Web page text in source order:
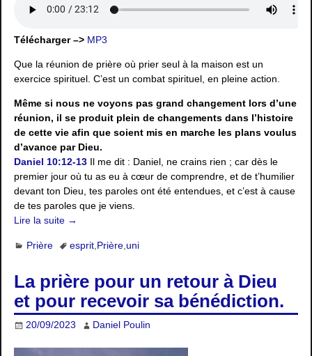
Télécharger –> MP3
Que la réunion de prière où prier seul à la maison est un
exercice spirituel. C’est un combat spirituel, en pleine action.
Même si nous ne voyons pas grand changement lors d’une
réunion, il se produit plein de changements dans l’histoire
de cette vie afin que soient mis en marche les plans voulus
d’avance par Dieu.
Daniel 10:12-13 Il me dit : Daniel, ne crains rien ; car dès le
premier jour où tu as eu à cœur de comprendre, et de t’humilier
devant ton Dieu, tes paroles ont été entendues, et c’est à cause
de tes paroles que je viens.
Lire la suite →
Prière esprit, Prière, uni
La prière pour un retour à Dieu
et pour recevoir sa bénédiction.
20/09/2023 Daniel Poulin